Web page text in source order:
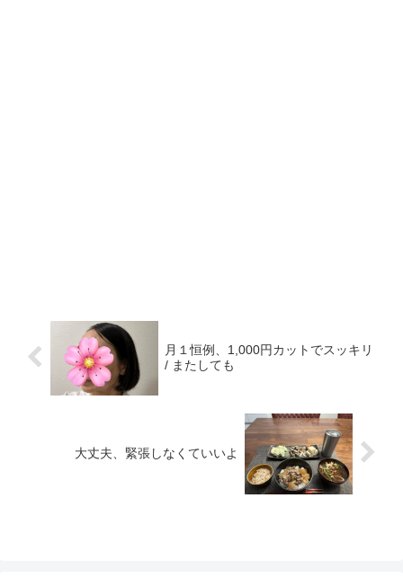
月１恒例、1,000円カットでスッキリ
/ またしても
大丈夫、緊張しなくていいよ